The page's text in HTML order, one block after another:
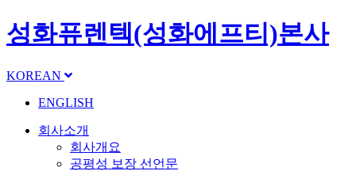
성화퓨렌텍(성화에프티)본사
KOREAN
ENGLISH
회사소개
회사개요
공평성 보장 선언문